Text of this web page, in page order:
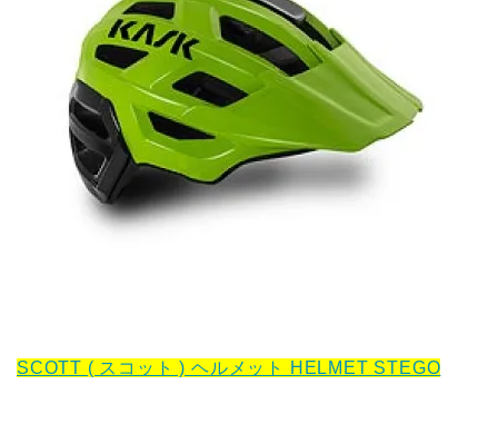
SCOTT ( スコット ) ヘルメット HELMET STEGO